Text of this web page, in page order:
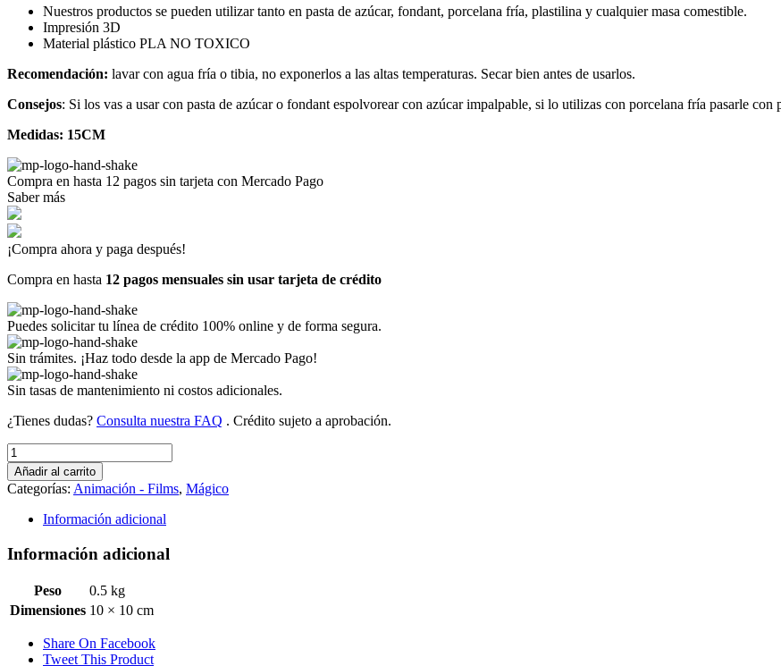
Nuestros productos se pueden utilizar tanto en pasta de azúcar, fondant, porcelana fría, plastilina y cualquier masa comestible.
Impresión 3D
Material plástico PLA NO TOXICO
Recomendación: lavar con agua fría o tibia, no exponerlos a las altas temperaturas. Secar bien antes de usarlos.
Consejos: Si los vas a usar con pasta de azúcar o fondant espolvorear con azúcar impalpable, si lo utilizas con porcelana fría pasarle
Medidas: 15CM
Compra en hasta 12 pagos sin tarjeta con Mercado Pago
Saber más
¡Compra ahora y paga después!
Compra en hasta 12 pagos mensuales sin usar tarjeta de crédito
Puedes solicitar tu línea de crédito 100% online y de forma segura.
Sin trámites. ¡Haz todo desde la app de Mercado Pago!
Sin tasas de mantenimiento ni costos adicionales.
¿Tienes dudas? Consulta nuestra FAQ . Crédito sujeto a aprobación.
CIERRE
(Art
C-
833)
cantidad
Añadir al carrito
Categorías: Animación - Films, Mágico
Información adicional
Información adicional
Peso
0.5 kg
Dimensiones 10 × 10 cm
Share On Facebook
Tweet This Product